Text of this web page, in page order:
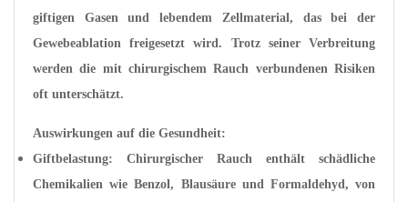
giftigen Gasen und lebendem Zellmaterial, das bei der
Gewebeablation freigesetzt wird. Trotz seiner Verbreitung
werden die mit chirurgischem Rauch verbundenen Risiken
oft unterschätzt.
Auswirkungen auf die Gesundheit:
Giftbelastung: Chirurgischer Rauch enthält schädliche
Chemikalien wie Benzol, Blausäure und Formaldehyd, von